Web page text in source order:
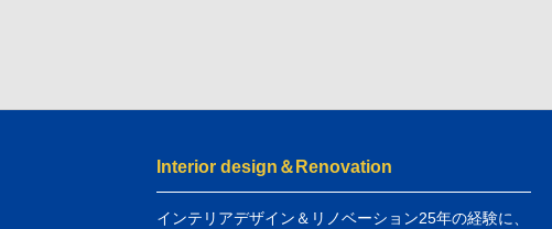
Interior design＆Renovation
インテリアデザイン＆リノベーション25年の経験に、